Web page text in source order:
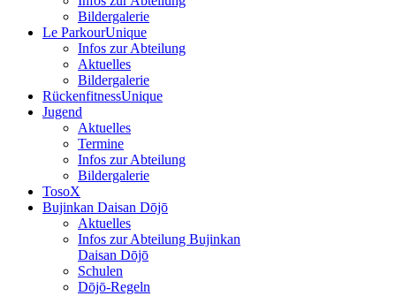
Bildergalerie
Le ParkourUnique
Infos zur Abteilung
Aktuelles
Bildergalerie
RückenfitnessUnique
Jugend
Aktuelles
Termine
Infos zur Abteilung
Bildergalerie
TosoX
Bujinkan Daisan Dōjō
Aktuelles
Infos zur Abteilung Bujinkan
Daisan Dōjō
Schulen
Dōjō-Regeln